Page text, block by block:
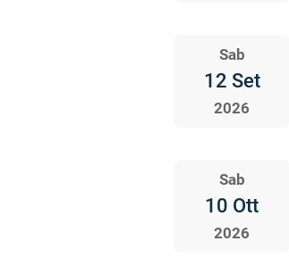
Sab
12 Set
2026
Sab
10 Ott
2026